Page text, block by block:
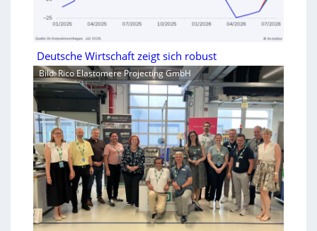
Deutsche Wirtschaft zeigt sich robust
Bild: Rico Elastomere Projecting GmbH